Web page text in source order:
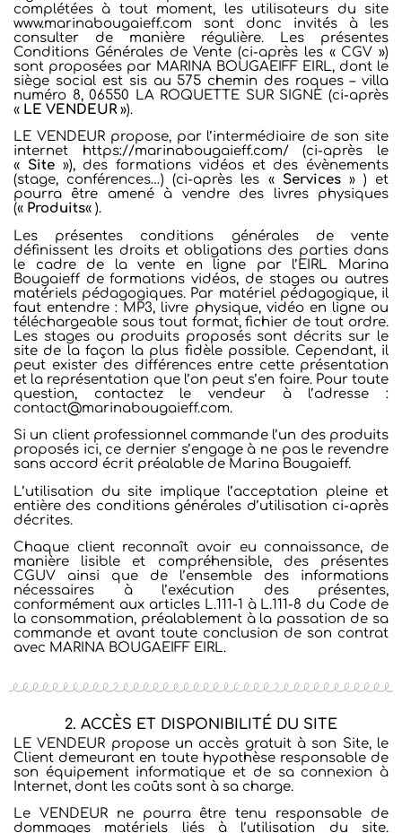
complétées à tout moment, les utilisateurs du site
www.marinabougaieff.com sont donc invités à les
consulter de manière régulière. Les présentes
Conditions Générales de Vente (ci-après les « CGV »)
sont proposées par MARINA BOUGAEIFF EIRL, dont le
siège social est sis au 575 chemin des roques – villa
numéro 8, 06550 LA ROQUETTE SUR SIGNE (ci-après
« LE VENDEUR»).
LE VENDEUR propose, par l’intermédiaire de son site
internet https://marinabougaieff.com/ (ci-après le
« Site»), des formations vidéos et des évènements
(stage, conférences…) (ci-après les «Services » ) et
pourra être amené à vendre des livres physiques
(« Produits« ).
Les présentes conditions générales de vente
définissent les droits et obligations des parties dans
le cadre de la vente en ligne par l’EIRL Marina
Bougaieff de formations vidéos, de stages ou autres
matériels pédagogiques. Par matériel pédagogique, il
faut entendre : MP3, livre physique, vidéo en ligne ou
téléchargeable sous tout format, fichier de tout ordre.
Les stages ou produits proposés sont décrits sur le
site de la façon la plus fidèle possible. Cependant, il
peut exister des différences entre cette présentation
et la représentation que l’on peut s’en faire. Pour toute
question, contactez le vendeur à l’adresse :
contact@marinabougaieff.com.
Si un client professionnel commande l’un des produits
proposés ici, ce dernier s’engage à ne pas le revendre
sans accord écrit préalable de Marina Bougaieff.
L’utilisation du site implique l’acceptation pleine et
entière des conditions générales d’utilisation ci-après
décrites.
Chaque client reconnaît avoir eu connaissance, de
manière lisible et compréhensible, des présentes
CGUV ainsi que de l’ensemble des informations
nécessaires à l’exécution des présentes,
conformément aux articles L.111-1 à L.111-8 du Code de
la consommation, préalablement à la passation de sa
commande et avant toute conclusion de son contrat
avec MARINA BOUGAEIFF EIRL.
2. ACCÈS ET DISPONIBILITÉ DU SITE
LE VENDEUR propose un accès gratuit à son Site, le
Client demeurant en toute hypothèse responsable de
son équipement informatique et de sa connexion à
Internet, dont les coûts sont à sa charge.
Le VENDEUR ne pourra être tenu responsable de
dommages matériels liés à l’utilisation du site.